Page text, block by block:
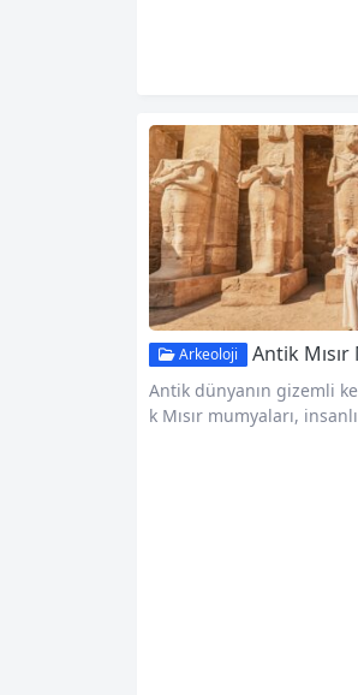
Arkeoloji Antik
Antik dünyanın gizemli
k Mısır mumyaları,
uluşlardan biridir. Bu